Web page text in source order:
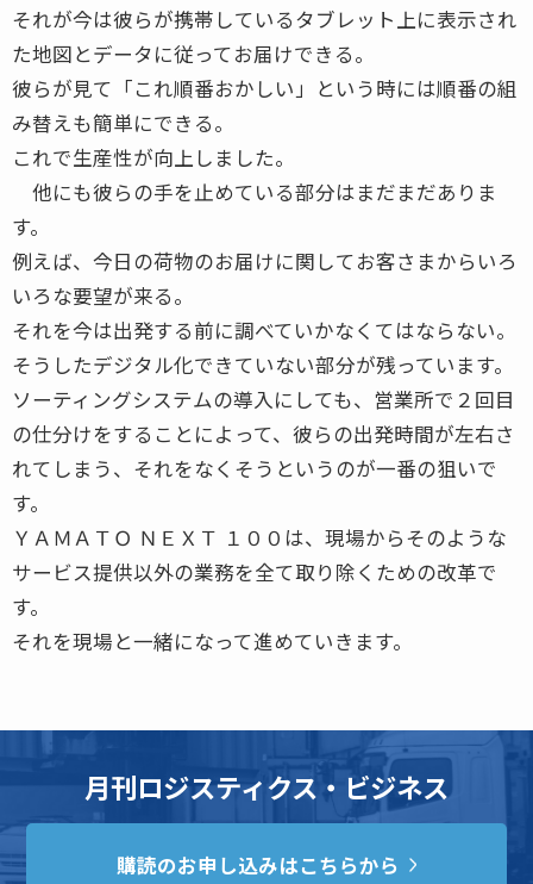
それが今は彼らが携帯しているタブレット上に表示され
た地図とデータに従ってお届けできる。
彼らが見て「これ順番おかしい」という時には順番の組
み替えも簡単にできる。
これで生産性が向上しました。
他にも彼らの手を止めている部分はまだまだありま
す。
例えば、今日の荷物のお届けに関してお客さまからいろ
いろな要望が来る。
それを今は出発する前に調べていかなくてはならない。
そうしたデジタル化できていない部分が残っています。
ソーティングシステムの導入にしても、営業所で２回目
の仕分けをすることによって、彼らの出発時間が左右さ
れてしまう、それをなくそうというのが一番の狙いで
す。
ＹＡＭＡＴＯ ＮＥＸＴ １００は、現場からそのような
サービス提供以外の業務を全て取り除くための改革で
す。
それを現場と一緒になって進めていきます。
月刊ロジスティクス・ビジネス
購読のお申し込みはこちらから